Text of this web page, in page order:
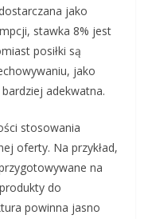
jako
stawka 8% jest
posiłki są
jako
adekwatna.
stosowania
oferty. Na przykład,
na
do
powinna jasno